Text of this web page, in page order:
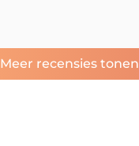
Meer recensies tonen